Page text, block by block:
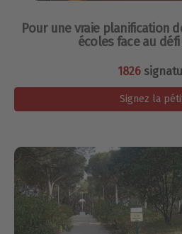
Pour une vraie planification
écoles face au
1826
Signez la